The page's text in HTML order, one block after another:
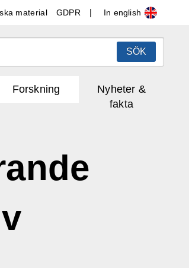
material GDPR In english
SÖK
Forskning
Nyheter &
fakta